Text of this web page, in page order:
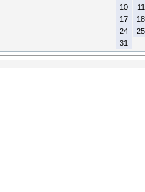
10
11
17
18
24
25
31